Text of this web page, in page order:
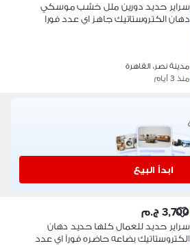
سراير حديد دورين ملل خشب موسكي
دهان الكتروستاتيك جاهز اي عدد فورا
مدينة نصر، القاهرة
منذ 3 أيام
ابدأ البيع
3,700 ج.م
سراير حديد للعمال كلها حديد دهان
الكتروستاتيك بضاعه حاضره فورآ اي عدد